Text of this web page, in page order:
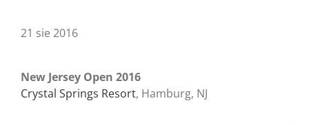
21 sie 2016
New Jersey Open 2016
Crystal Springs Resort, Hamburg, NJ